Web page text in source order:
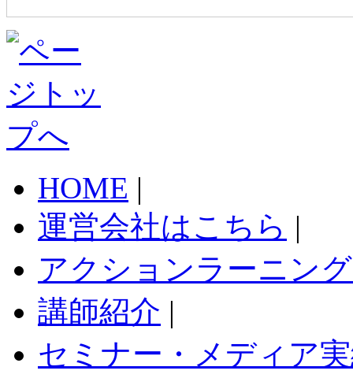
HOME |
運営会社はこちら |
アクションラーニン
講師紹介 |
セミナー・メディア